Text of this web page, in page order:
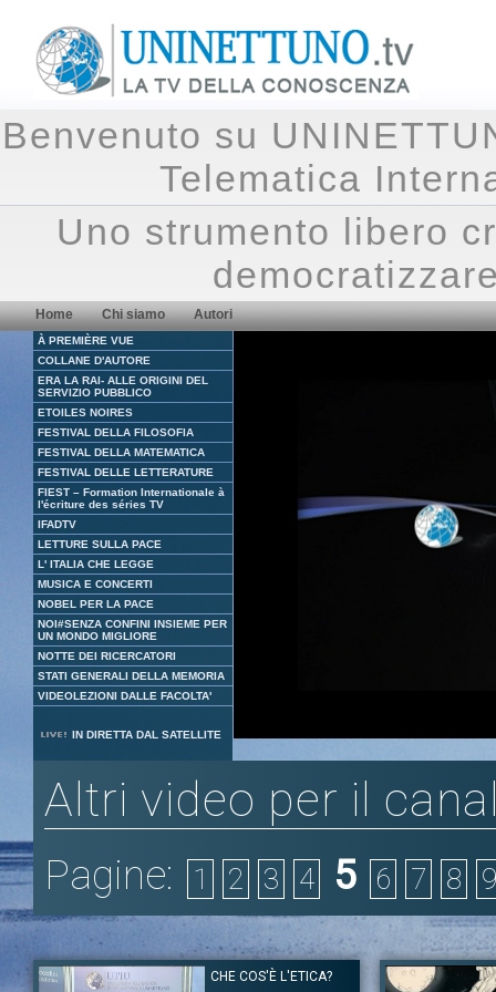
Benvenuto su
Telematica
Uno strumento libero
Home Chi siamo Autori
À PREMIÈRE VUE
COLLANE D'AUTORE
ERA LA RAI- ALLE ORIGINI DEL
SERVIZIO PUBBLICO
ETOILES NOIRES
FESTIVAL DELLA FILOSOFIA
FESTIVAL DELLA MATEMATICA
FESTIVAL DELLE LETTERATURE
FIEST – Formation Internationale à
l'écriture des séries TV
IFADTV
LETTURE SULLA PACE
L' ITALIA CHE LEGGE
MUSICA E CONCERTI
NOBEL PER LA PACE
NOI#SENZA CONFINI INSIEME PER
UN MONDO MIGLIORE
NOTTE DEI RICERCATORI
STATI GENERALI DELLA MEMORIA
VIDEOLEZIONI DALLE FACOLTA'
IN DIRETTA DAL SATELLITE
1.76%
Altri video per il
Pagine: 1 2 3 4 5 6 7 8 9
CHE COS'È L'ETICA?